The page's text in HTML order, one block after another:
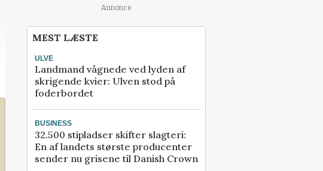
Annonce
MEST LÆSTE
ULVE
Landmand vågnede ved lyden af
skrigende kvier: Ulven stod på
foderbordet
BUSINESS
32.500 stipladser skifter slagteri:
En af landets største producenter
sender nu grisene til Danish Crown